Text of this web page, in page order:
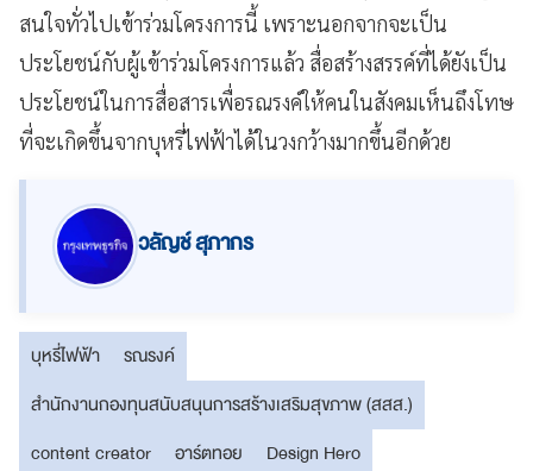
สนใจทั่วไปเข้าร่วมโครงการนี้ เพราะนอกจากจะเป็น
ประโยชน์กับผู้เข้าร่วมโครงการแล้ว สื่อสร้างสรรค์ที่ได้ยังเป็น
ประโยชน์ในการสื่อสารเพื่อรณรงค์ให้คนในสังคมเห็นถึงโทษ
ที่จะเกิดขึ้นจากบุหรี่ไฟฟ้าได้ในวงกว้างมากขึ้นอีกด้วย
วลัญช์ สุภากร
บุหรี่ไฟฟ้า
รณรงค์
สำนักงานกองทุนสนับสนุนการสร้างเสริมสุขภาพ (สสส.)
content creator
อาร์ตทอย Design Hero